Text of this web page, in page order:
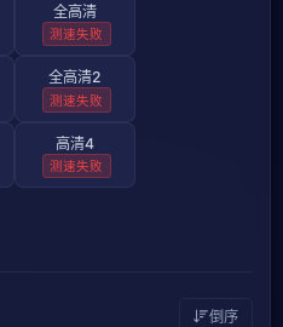
全高清
测速失败
全高清2
测速失败
高清4
测速失败
倒序